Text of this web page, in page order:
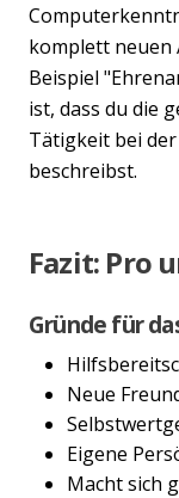
komplett neuen
Beispiel
ist, dass du die
Tätigkeit bei
beschreibst.
Fazit: Pro
Gründe für
Neue
Eigene
Macht sich